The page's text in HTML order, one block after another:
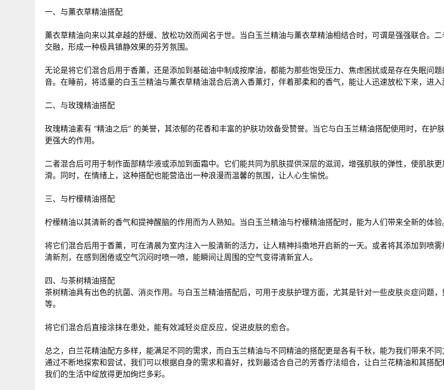
一、与薰衣草精油搭配
薰衣草精油向来以其卓越的舒缓、放松功效而闻名于世。当白玉兰精油与薰衣草精油相结合时，可谓是强强联合。
交融，形成一种极具镇静效果的芬芳氛围。
无论是将它们混合后用于香薰，还是添加到基础油中制成按摩油，都能为那些饱受压力、焦虑困扰或是存在失眠问
音。在睡前，将适量的白玉兰精油与薰衣草精油混合后滴入香薰灯，伴着那柔和的香气，能让人迅速放松下来，进入
二、与玫瑰精油搭配
玫瑰精油素有 “精油之后” 的美誉，其浓郁的花香和丰富的护肤功效备受赞誉。当它与白玉兰精油搭配使用时，在护
更强大的作用。
二者混合后可用于制作面部精华液或添加到面霜中。它们能共同为肌肤提供深层的滋润，增强肌肤的弹性，使肌肤
滑。同时，在情绪上，这种搭配也能营造出一种浪漫而温馨的氛围，让人心生愉悦。
三、与柠檬精油搭配
柠檬精油以其清新的香气和提神醒脑的作用而为人熟知。当白玉兰精油与柠檬精油搭配时，能为人们带来全新的体验
将它们混合后用于香薰，可在清晨为室内注入一股清新的活力，让人精神抖擞地开启新的一天。或者将其添加到喷
清新剂，在感到困倦或空气沉闷时喷一喷，能瞬间让周围的空气变得清新宜人。
四、与茶树精油搭配
茶树精油具有出色的抗菌、消炎作用。与白玉兰精油搭配后，可用于皮肤护理方面，尤其是针对一些皮肤炎症问题，
等。
将它们混合后直接涂抹在患处，能有效减轻炎症反应，促进皮肤的愈合。
总之，白兰花精油配方多样，能满足不同的需求，而白玉兰精油与不同精油的搭配更是各有千秋，能为我们带来不同
通过不断地探索和尝试，我们可以根据自身的需求和喜好，找到最适合自己的芳香疗法组合，让白兰花精油和其搭
我们的生活中绽放得更加绚烂多彩。